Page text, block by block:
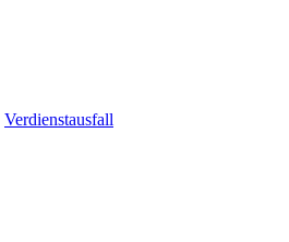
Verdienstausfall